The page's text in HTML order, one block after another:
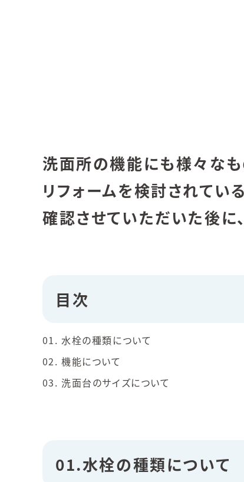
洗面所の機能にも様々なも
リフォームを検討されてい
確認させていただいた後に
目次
水栓の種類について
機能について
洗面台のサイズについて
01.水栓の種類について